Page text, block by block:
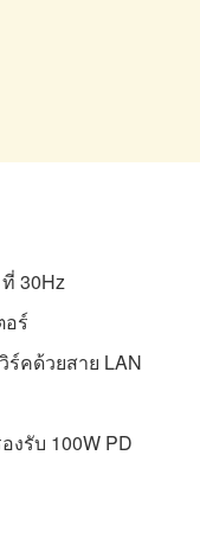
30Hz
อร์
ร์คด้วยสาย LAN
งรับ 100W PD